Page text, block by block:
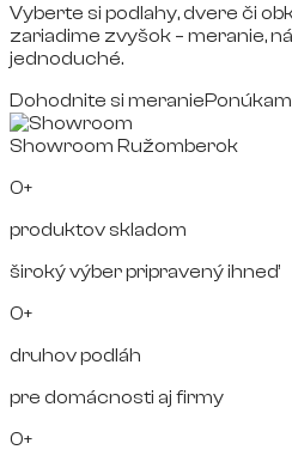
Vyberte si podlahy, dvere či
zariadime zvyšok – meranie,
jednoduché.
Dohodnite si meranie
Showroom Ružomberok
0+
produktov skladom
široký výber pripravený ihneď
0+
druhov podláh
pre domácnosti aj firmy
0+